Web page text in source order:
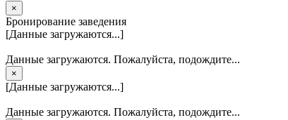
×
Бронирование заведения
[Данные загружаются...]
Данные загружаются. Пожалуйста, подождите...
×
[Данные загружаются...]
Данные загружаются. Пожалуйста, подождите...